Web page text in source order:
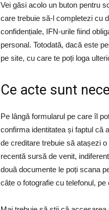
Vei găsi acolo un buton pentru
care trebuie să-l completezi cu
confidențiale, IFN-urile fiind
personal. Totodată, dacă este
pe site, cu care te poți loga
Ce acte sunt
Pe lângă formularul pe care îl
confirma identitatea și faptul că
de creditare trebuie să atașezi
recentă sursă de venit,
două documente le poți scana
câte o fotografie cu telefonul,